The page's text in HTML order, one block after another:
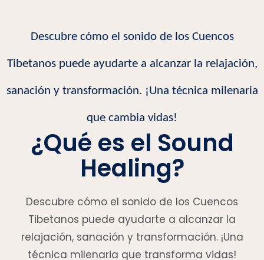
Descubre cómo el sonido de los Cuencos
Tibetanos puede ayudarte a alcanzar la relajación,
sanación y transformación. ¡Una técnica milenaria
que cambia vidas!
¿Qué es el Sound
Healing?
Descubre cómo el sonido de los Cuencos
Tibetanos puede ayudarte a alcanzar la
relajación, sanación y transformación. ¡Una
técnica milenaria que transforma vidas!